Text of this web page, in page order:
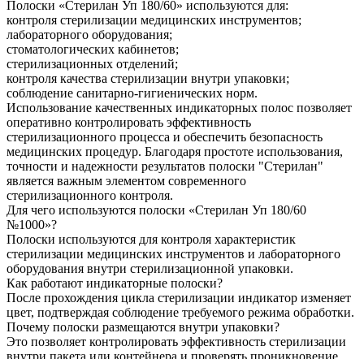
Полоски «Стерилан Уп 180/60» используются для:
контроля стерилизации медицинских инструментов;
лабораторного оборудования;
стоматологических кабинетов;
стерилизационных отделений;
контроля качества стерилизации внутри упаковки;
соблюдение санитарно-гигиенических норм.
Использование качественных индикаторных полос позволяет
оперативно контролировать эффективность
стерилизационного процесса и обеспечить безопасность
медицинских процедур. Благодаря простоте использования,
точности и надежности результатов полоски "Стерилан"
является важным элементом современного
стерилизационного контроля.
Для чего используются полоски «Стерилан Уп 180/60
№1000»?
Полоски используются для контроля характеристик
стерилизации медицинских инструментов и лабораторного
оборудования внутри стерилизационной упаковки.
Как работают индикаторные полоски?
После прохождения цикла стерилизации индикатор изменяет
цвет, подтверждая соблюдение требуемого режима обработки.
Почему полоски размещаются внутри упаковки?
Это позволяет контролировать эффективность стерилизации
внутри пакета или контейнера и проверять проникновение